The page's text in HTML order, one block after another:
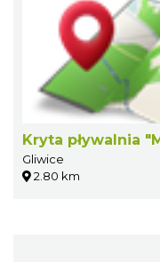
Kryta pływalnia
Gliwice
2.80 km